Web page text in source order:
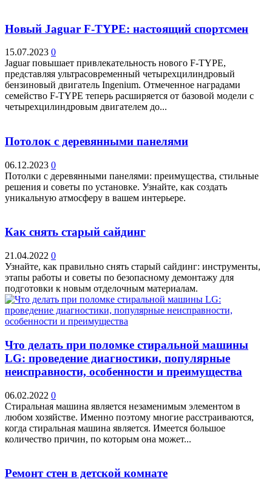
Новый Jaguar F-TYPE: настоящий спортсмен
15.07.2023 0
Jaguar повышает привлекательность нового F-TYPE,
представляя ультрасовременный четырехцилиндровый
бензиновый двигатель Ingenium. Отмеченное наградами
семейство F-TYPE теперь расширяется от базовой модели с
четырехцилиндровым двигателем до...
Потолок с деревянными панелями
06.12.2023 0
Потолки с деревянными панелями: преимущества, стильные
решения и советы по установке. Узнайте, как создать
уникальную атмосферу в вашем интерьере.
Как снять старый сайдинг
21.04.2022 0
Узнайте, как правильно снять старый сайдинг: инструменты,
этапы работы и советы по безопасному демонтажу для
подготовки к новым отделочным материалам.
Что делать при поломке стиральной машины
LG: проведение диагностики, популярные
неисправности, особенности и преимущества
06.02.2022 0
Стиральная машина является незаменимым элементом в
любом хозяйстве. Именно поэтому многие расстраиваются,
когда стиральная машина является. Имеется большое
количество причин, по которым она может...
Ремонт стен в детской комнате